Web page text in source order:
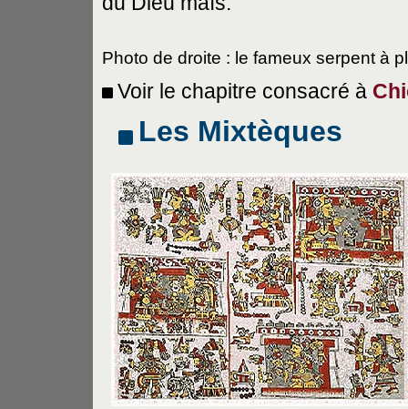
Photo de droite : le fameux serpent à
Voir le chapitre consacré à
Les Mixtèques